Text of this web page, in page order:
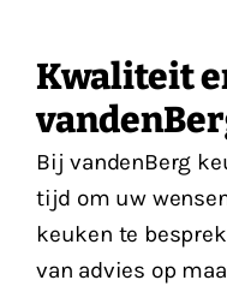
Kwaliteit
Bij vandenBerg
tijd om uw
keuken te
van advies op